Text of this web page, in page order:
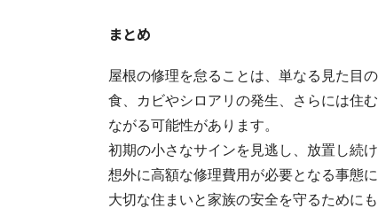
まとめ
屋根の修理を怠ることは、単なる見た目
食、カビやシロアリの発生、さらには住
ながる可能性があります。
初期の小さなサインを見逃し、放置し続
想外に高額な修理費用が必要となる事態
大切な住まいと家族の安全を守るために